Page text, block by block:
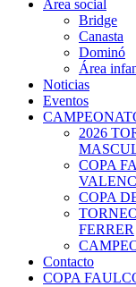
Área social
Bridge
Canasta
Dominó
Área
Noticias
Eventos
2026
COPA
COPA
FERRER
Contacto
COPA